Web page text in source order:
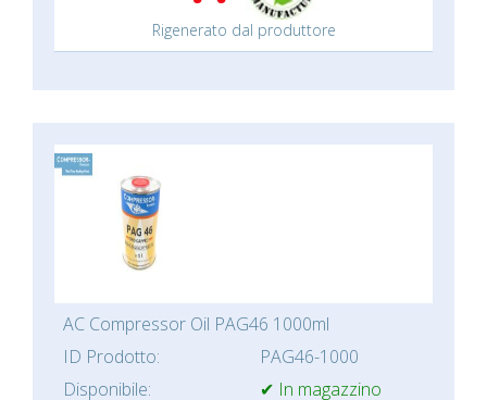
Rigenerato dal produttore
AC Compressor Oil PAG46 1000ml
ID Prodotto:
PAG46-1000
Disponibile:
✔ In magazzino